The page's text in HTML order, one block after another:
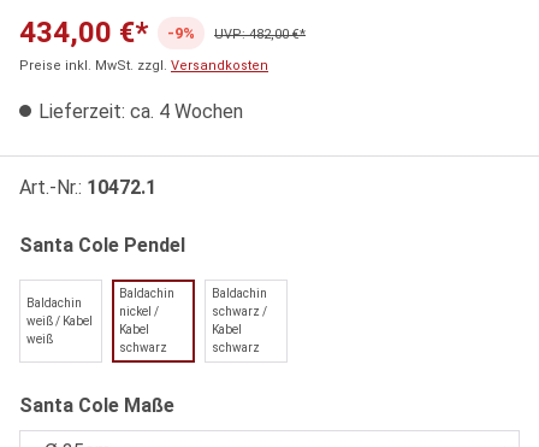
434,00 €* -9%
UVP: 482,00 €*
Preise inkl. MwSt. zzgl. Versandkosten
Lieferzeit: ca. 4 Wochen
Art.-Nr.: 10472.1
Santa Cole Pendelauswählen
Baldachin
weiß / Kabel
weiß
Baldachin
nickel /
Kabel
schwarz
Baldachin
schwarz /
Kabel
schwarz
Santa Cole Maßeauswählen